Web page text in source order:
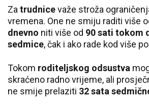
Za trudnicevaže stroža
vremena. One ne smiju raditi više
dnevno niti više od 90 sati tokom
sedmice, čak i ako rade kod više
Tokom roditeljskog odsustva
skraćeno radno vrijeme, ali
ne smije prelaziti 32 sata